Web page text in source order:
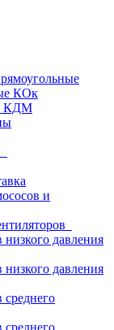
КОк
КДМ
и
низкого давления
низкого давления
среднего
среднего